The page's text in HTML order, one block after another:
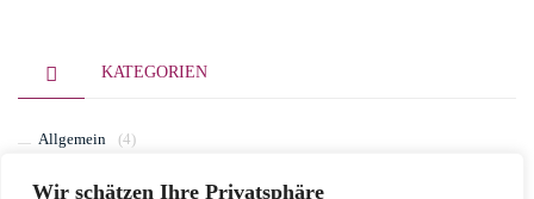
Wir schätzen Ihre Privatsphäre
KATEGORIEN
Allgemein (4)